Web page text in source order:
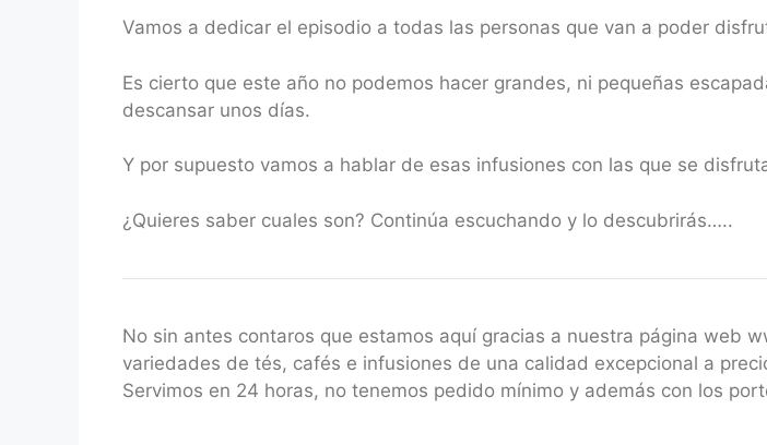
Vamos a dedicar el episodio a todas las personas que van a poder
Es cierto que este año no podemos hacer grandes, ni pequeñas
descansar unos días.
Y por supuesto vamos a hablar de esas infusiones con las que se
¿Quieres saber cuales son? Continúa escuchando y lo descubrirás…..
No sin antes contaros que estamos aquí gracias a nuestra página web
variedades de tés, cafés e infusiones de una calidad excepcional a
Servimos en 24 horas, no tenemos pedido mínimo y además con los